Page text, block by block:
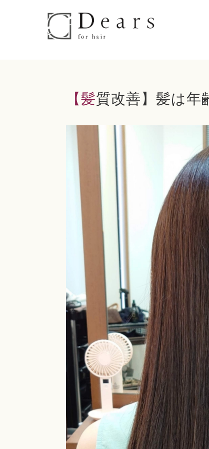
【髪質改善】髪